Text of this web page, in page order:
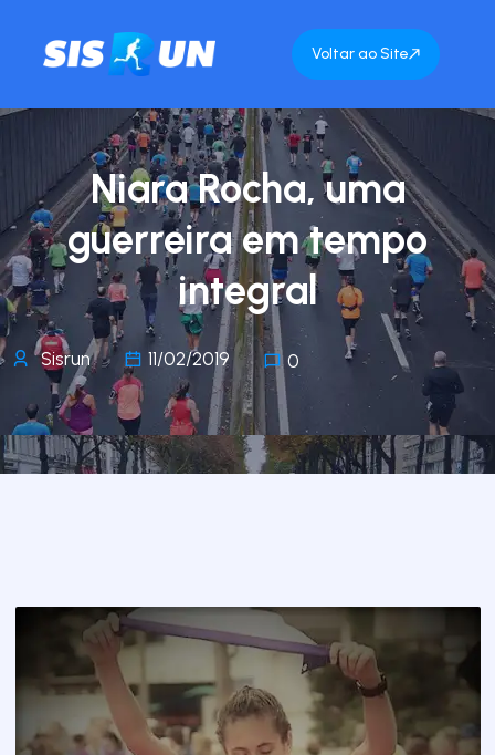
Voltar ao Site
Niara Rocha, uma
guerreira em tempo
integral
Sisrun 11/02/2019 0